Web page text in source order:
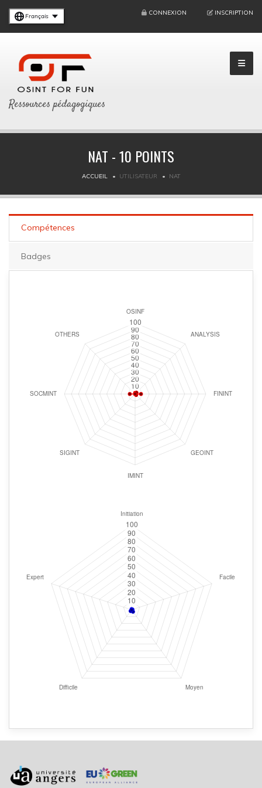
Français CONNEXION INSCRIPTION
Ressources pédagogiques
NAT - 10 POINTS
ACCUEIL UTILISATEUR NAT
Compétences
Badges